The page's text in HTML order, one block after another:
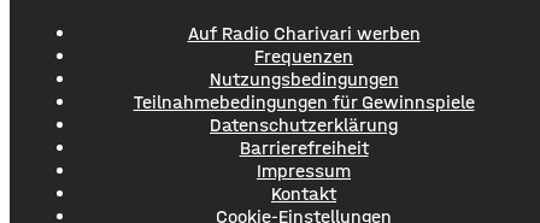
Auf Radio Charivari werben
Frequenzen
Nutzungsbedingungen
Teilnahmebedingungen für Gewinnspiele
Datenschutzerklärung
Barrierefreiheit
Impressum
Kontakt
Cookie-Einstellungen